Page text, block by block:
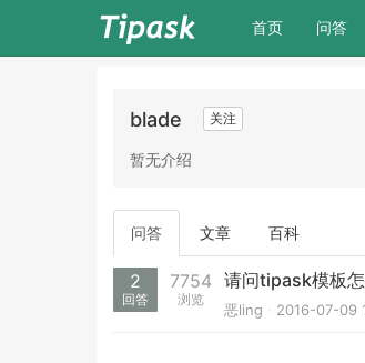
首页(current)
问答
blade 关注
暂无介绍
问答 文章 百科
2
回答
7754
浏览
请问tipask模板
恶ling
2016-07-09